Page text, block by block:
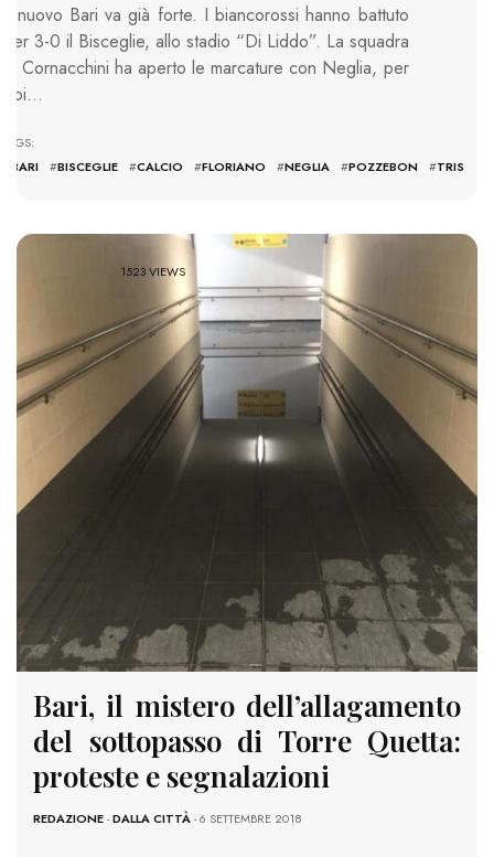
Il nuovo Bari va già forte. I biancorossi hanno battuto
per 3-0 il Bisceglie, allo stadio “Di Liddo”. La squadra
di Cornacchini ha aperto le marcature con Neglia, per
poi…
TAGS:
BARI #BISCEGLIE #CALCIO #FLORIANO #NEGLIA #POZZEBON #TRIS
1523 VIEWS
Bari, il mistero dell’allagamento
del sottopasso di Torre Quetta:
proteste e segnalazioni
REDAZIONE-DALLA CITTÀ- 6 SETTEMBRE 2018